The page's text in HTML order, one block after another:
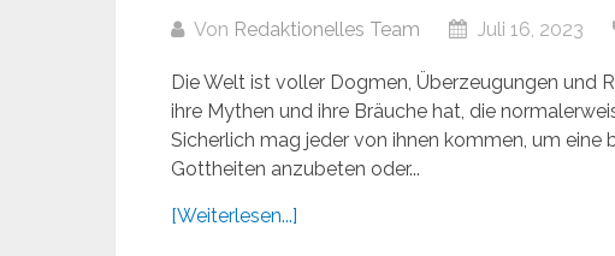
Von Redaktionelles Team Juli 16, 2023
Die Welt ist voller Dogmen, Überzeugungen und
ihre Mythen und ihre Bräuche hat, die
Sicherlich mag jeder von ihnen kommen, um
Gottheiten anzubeten oder...
[Weiterlesen...]